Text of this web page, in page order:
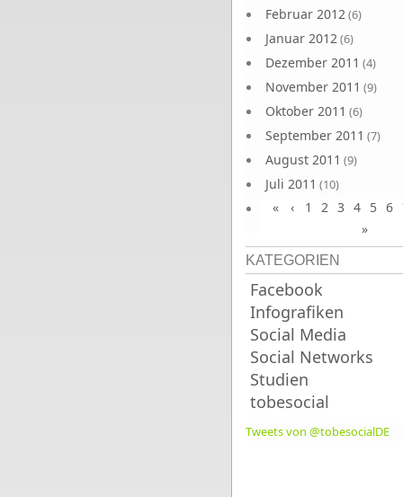
Februar 2012(6)
Januar 2012(6)
Dezember 2011 (4)
November 2011 (9)
Oktober 2011 (6)
September 2011 (7)
August 2011 (9)
Juli 2011 (10)
Juni 2011(9)
« ‹ 1 2 3 4 5 6
»
KATEGORIEN
Facebook
Infografiken
Social Media
Social Networks
Studien
tobesocial
Tweets von @tobesocialDE